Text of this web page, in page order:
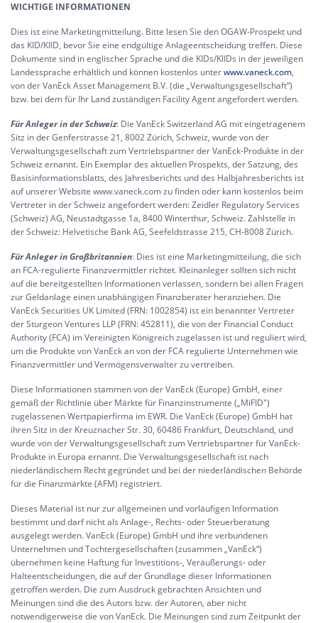
WICHTIGE INFORMATIONEN
Dies ist eine Marketingmitteilung. Bitte lesen Sie den OGAW-Prospekt und
das KID/KIID, bevor Sie eine endgültige Anlageentscheidung treffen. Diese
Dokumente sind in englischer Sprache und die KIDs/KIIDs in der jeweiligen
Landessprache erhältlich und können kostenlos unterwww.vaneck.com,
von der VanEck Asset Management B.V. (die „Verwaltungsgesellschaft“)
bzw. bei dem für Ihr Land zuständigen Facility Agent angefordert werden.
Für Anleger in der Schweiz: Die VanEck Switzerland AG mit eingetragenem
Sitz in der Genferstrasse 21, 8002 Zürich, Schweiz, wurde von der
Verwaltungsgesellschaft zum Vertriebspartner der VanEck-Produkte in der
Schweiz ernannt. Ein Exemplar des aktuellen Prospekts, der Satzung, des
Basisinformationsblatts, des Jahresberichts und des Halbjahresberichts ist
auf unserer Website www.vaneck.com zu finden oder kann kostenlos beim
Vertreter in der Schweiz angefordert werden: Zeidler Regulatory Services
(Schweiz) AG, Neustadtgasse 1a, 8400 Winterthur, Schweiz. Zahlstelle in
der Schweiz: Helvetische Bank AG, Seefeldstrasse 215, CH-8008 Zürich.
Für Anleger in Großbritannien: Dies ist eine Marketingmitteilung, die sich
an FCA-regulierte Finanzvermittler richtet. Kleinanleger sollten sich nicht
auf die bereitgestellten Informationen verlassen, sondern bei allen Fragen
zur Geldanlage einen unabhängigen Finanzberater heranziehen. Die
VanEck Securities UK Limited (FRN: 1002854) ist ein benannter Vertreter
der Sturgeon Ventures LLP (FRN: 452811), die von der Financial Conduct
Authority (FCA) im Vereinigten Königreich zugelassen ist und reguliert wird,
um die Produkte von VanEck an von der FCA regulierte Unternehmen wie
Finanzvermittler und Vermögensverwalter zu vertreiben.
Diese Informationen stammen von der VanEck (Europe) GmbH, einer
gemäß der Richtlinie über Märkte für Finanzinstrumente („MiFID")
zugelassenen Wertpapierfirma im EWR. Die VanEck (Europe) GmbH hat
ihren Sitz in der Kreuznacher Str. 30, 60486 Frankfurt, Deutschland, und
wurde von der Verwaltungsgesellschaft zum Vertriebspartner für VanEck-
Produkte in Europa ernannt. Die Verwaltungsgesellschaft ist nach
niederländischem Recht gegründet und bei der niederländischen Behörde
für die Finanzmärkte (AFM) registriert.
Dieses Material ist nur zur allgemeinen und vorläufigen Information
bestimmt und darf nicht als Anlage-, Rechts- oder Steuerberatung
ausgelegt werden. VanEck (Europe) GmbH und ihre verbundenen
Unternehmen und Tochtergesellschaften (zusammen „VanEck“)
übernehmen keine Haftung für Investitions-, Veräußerungs- oder
Halteentscheidungen, die auf der Grundlage dieser Informationen
getroffen werden. Die zum Ausdruck gebrachten Ansichten und
Meinungen sind die des Autors bzw. der Autoren, aber nicht
notwendigerweise die von VanEck. Die Meinungen sind zum Zeitpunkt der